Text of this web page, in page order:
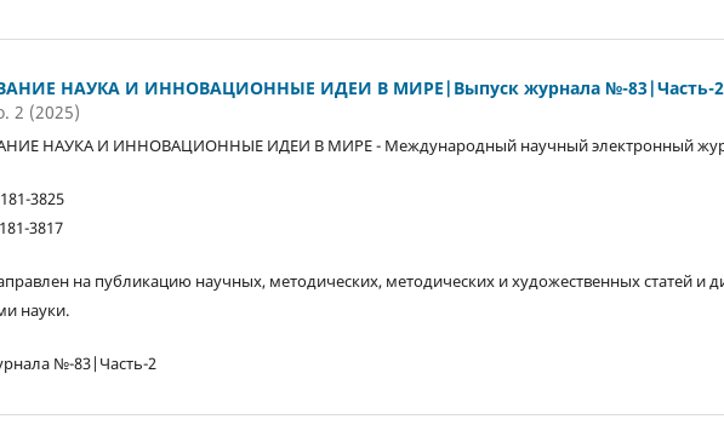
НАУКА И ИННОВАЦИОННЫЕ ИДЕИ В МИРЕ|Выпуск журнала №-83|Часть-2
2 (2025)
НАУКА И ИННОВАЦИОННЫЕ ИДЕИ В МИРЕ - Международный научный электронный
3825
3817
на публикацию научных, методических, методических и художественных статей и
науки.
№-83|Часть-2